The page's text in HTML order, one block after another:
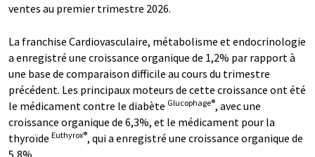
ventes au premier trimestre 2026.
La franchise Cardiovasculaire, métabolisme et endocrinologie
a enregistré une croissance organique de 1,2% par rapport à
une base de comparaison difficile au cours du trimestre
précédent. Les principaux moteurs de cette croissance ont été
le médicament contre le diabète Glucophage®, avec une
croissance organique de 6,3%, et le médicament pour la
thyroïde Euthyrox®, qui a enregistré une croissance organique de
5,8%.